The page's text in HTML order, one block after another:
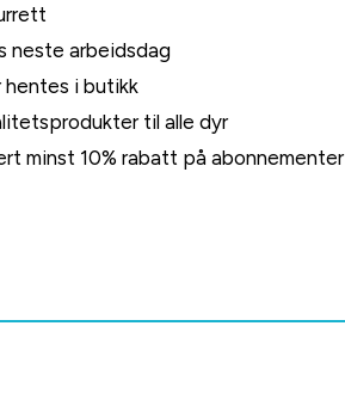
neste arbeidsdag
hentes i butikk
til alle dyr
minst 10% rabatt på abonnementer